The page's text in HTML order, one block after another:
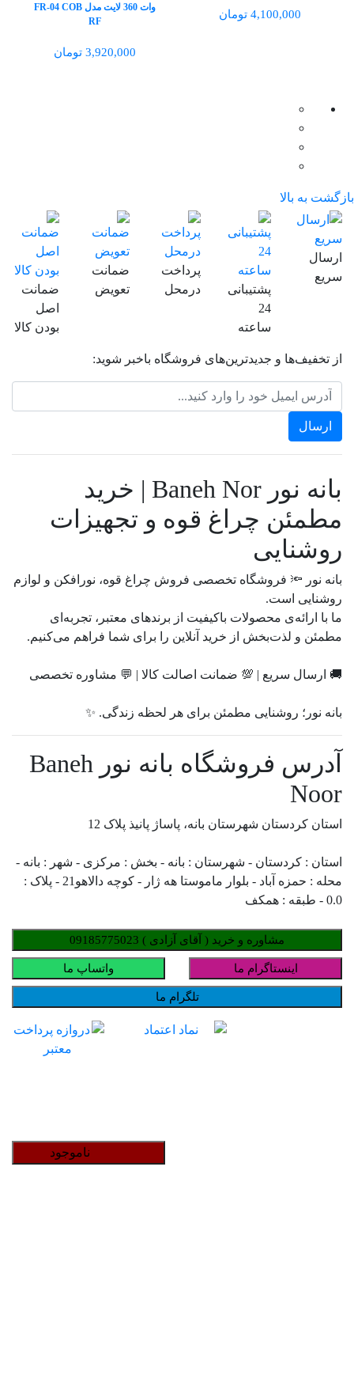
4,100,000 تومان
وات 360 لایت مدل FR-04 COB
RF
3,920,000 تومان
بازگشت به بالا
ارسال
سریع
پشتیبانی
24
ساعته
پرداخت
درمحل
ضمانت
تعویض
ضمانت
اصل
بودن کالا
از تخفیف‌ها و جدیدترین‌های فروشگاه باخبر شوید:
بانه نور Baneh Nor | خرید
مطمئن چراغ قوه و تجهیزات
روشنایی
بانه نور 🔦 فروشگاه تخصصی فروش چراغ قوه، نورافکن و لوازم
روشنایی است.
ما با ارائه‌ی محصولات باکیفیت از برندهای معتبر، تجربه‌ای
مطمئن و لذت‌بخش از خرید آنلاین را برای شما فراهم می‌کنیم.
🚚 ارسال سریع | 💯 ضمانت اصالت کالا | 💬 مشاوره تخصصی
بانه نور؛ روشنایی مطمئن برای هر لحظه زندگی. ✨
آدرس فروشگاه بانه نور Baneh
Noor
استان کردستان شهرستان بانه، پاساژ پانیذ پلاک 12
استان : کردستان - شهرستان : بانه - بخش : مرکزی - شهر : بانه -
محله : حمزه آباد - بلوار ماموستا هه ژار - کوچه دالاهو21 - پلاک :
0.0 - طبقه : همکف
مشاوره و خرید ( آقای آزادی ) 09185775023
اینستاگرام ما واتساپ ما
تلگرام ما
ناموجود